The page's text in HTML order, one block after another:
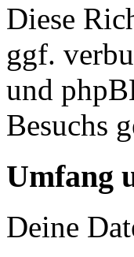
Diese
ggf.
und
Besuchs
Umfang
Deine